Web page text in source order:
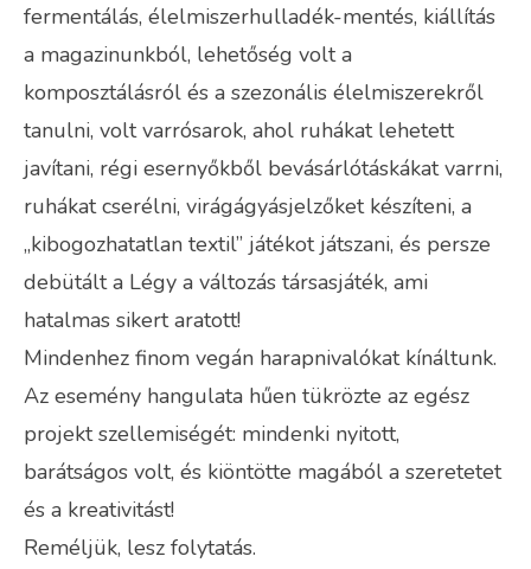
fermentálás, élelmiszerhulladék-mentés, kiállítás
a magazinunkból, lehetőség volt a
komposztálásról és a szezonális élelmiszerekről
tanulni, volt varrósarok, ahol ruhákat lehetett
javítani, régi esernyőkből bevásárlótáskákat varrni,
ruhákat cserélni, virágágyásjelzőket készíteni, a
„kibogozhatatlan textil” játékot játszani, és persze
debütált a Légy a változás társasjáték, ami
hatalmas sikert aratott!
Mindenhez finom vegán harapnivalókat kínáltunk.
Az esemény hangulata hűen tükrözte az egész
projekt szellemiségét: mindenki nyitott,
barátságos volt, és kiöntötte magából a szeretetet
és a kreativitást!
Reméljük, lesz folytatás.